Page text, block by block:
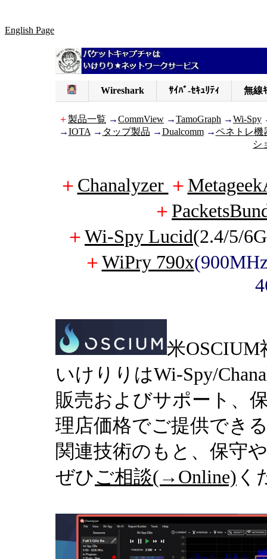
English Page
Wireshark ｻｲﾊﾞ-ｾｷｭﾘﾃｨ 無線
＋製品一覧 →CommView →TamoGraph →Wi-Spy
→IOTA → タップ製品 →Dualcomm→ペネトレ機
シ
＋ Chanalyzer ＋
＋
＋ Wi-Spy Lucid(2.4/5/
＋ WiPry 790x
米OSCIUM
いけりりはWi-Spy/
販売およびサポート、
理店価格でご提供でき
関連技術のもと、保守
ぜひご相談(→Online) く